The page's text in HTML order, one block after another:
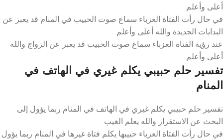
أعلى وأعلم
في حال رأت الفتاة العزباء سماع صوت الحبيب في المنام قد يعبر عن
البدايات الجديدة والله أعلى وأعلم
عند رؤية الفتاة العزباء سماع صوت الحبيب قد يعبر عن الزواج والله
أعلى وأعلم
تفسير حلم حبيبي يكلم غيري في الهاتف في
المنام
تفسير حلم حبيبي يكلم غيري في الهاتف في المنام ربما يؤول إلى
البحث عن الاستقرار والله يعلم الغيب
في حال رأت الفتاة العزباء حبيبها يكلم فتاة غيرها في المنام ربما يؤول